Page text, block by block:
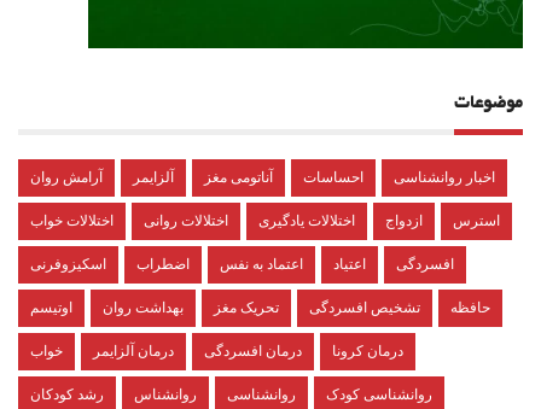
موضوعات
آرامش روان آلزایمر آناتومی مغز احساسات اخبار روانشناسی
اختلالات خواب اختلالات روانی اختلالات یادگیری ازدواج استرس
اسکیزوفرنی اضطراب اعتماد به نفس اعتیاد افسردگی
اوتیسم بهداشت روان تحریک مغز تشخیص افسردگی حافظه
خواب درمان آلزایمر درمان افسردگی درمان کرونا
رشد کودکان روانشناس روانشناسی روانشناسی کودک